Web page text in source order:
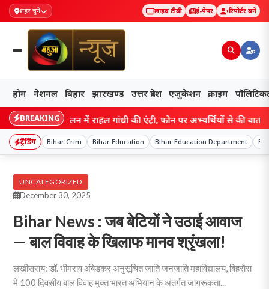
शहर चुनें लाइव टीवी ई-पेपर रिपोर्टर बनें
होम नेशनल बिहार झारखण्ड उत्तर प्रदेश एजुकेशन क्राइम
BREAKING
छात्र आंदोलन में राहुल गांधी की एंट्री, फोन पर अभ्यर्थियों से की बात, बोले-
ट्रेंडिंग Bihar Crim Bihar Education Bihar Education Department
UNCATEGORIZED
December 30, 2025
Bihar News : जब बेटियों ने उठाई आवाज
— बाल विवाह के खिलाफ मानव श्रृंखला!
लखीसराय: डॉ. भीमराव अंबेडकर अनुसूचित जाति जनजाति महाविद्यालय, बिहरौरा
में 100 दिवसीय बाल विवाह मुक्त भारत अभियान के अंतर्गत जागरूकता...